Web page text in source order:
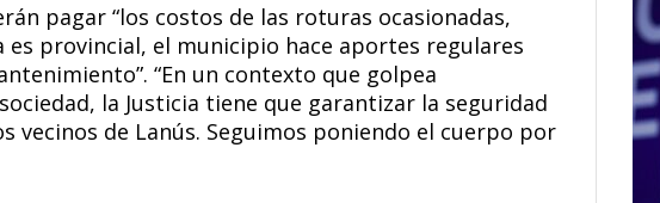
pagar “los costos de las roturas ocasionadas,
es provincial, el municipio hace aportes regulares
“En un contexto que golpea
la Justicia tiene que garantizar la seguridad
vecinos de Lanús. Seguimos poniendo el cuerpo por